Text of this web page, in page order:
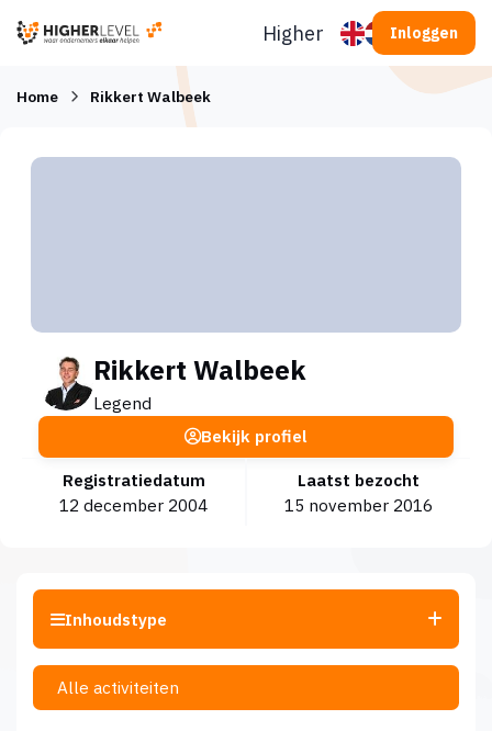
Higherlevel Inloggen
Home Rikkert Walbeek
Rikkert Walbeek
Legend
Registratiedatum
12 december 2004
Laatst bezocht
15 november 2016
Bekijk profiel
Inhoudstype
Alle activiteiten